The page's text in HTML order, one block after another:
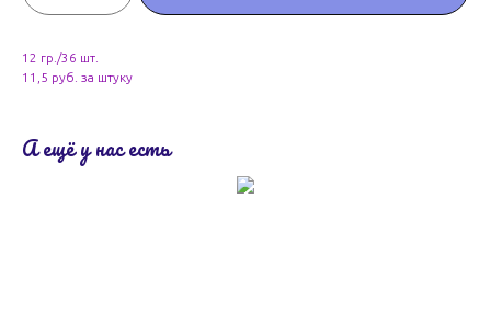
12 гр./36 шт.
11,5 руб. за штуку
А ещё у нас есть